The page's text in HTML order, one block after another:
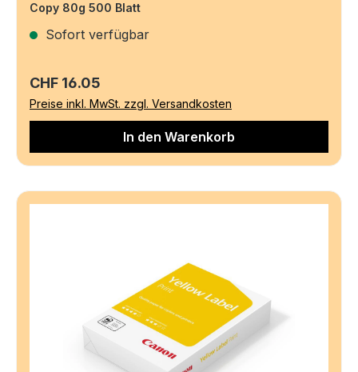
Copy 80g 500 Blatt
Sofort verfügbar
Regulärer Preis:
CHF 16.05
Preise inkl. MwSt. zzgl. Versandkosten
In den Warenkorb